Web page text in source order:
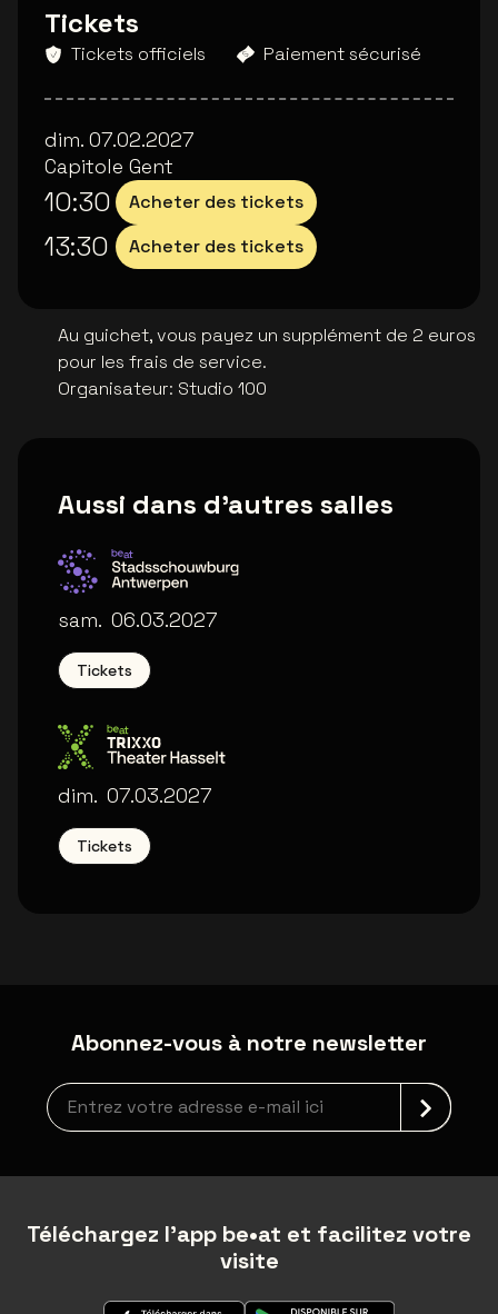
Tickets
Tickets officiels Paiement sécurisé
dim. 07.02.2027
Capitole Gent
10:30 Acheter des tickets
13:30 Acheter des tickets
Au guichet, vous payez un supplément de 2 euros
pour les frais de service.
Organisateur: Studio 100
Aussi dans d'autres salles
Stadsschouwburg Antwerpen
sam. 06.03.2027
Tickets
Trixxo Theater
dim. 07.03.2027
Tickets
Abonnez-vous à notre newsletter
Inscription à la newsletter
Téléchargez l'app be•at et facilitez votre
visite